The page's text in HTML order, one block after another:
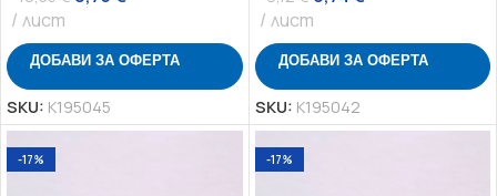
лист
ДОБАВИ ЗА ОФЕРТА
SKU: K195045
лист
ДОБАВИ ЗА ОФЕРТА
SKU: K195042
-17% -17%